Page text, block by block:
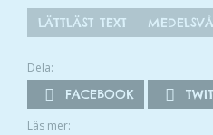
LÄTTLÄST TEXT
Dela:
FACEBOOK
Läs mer: